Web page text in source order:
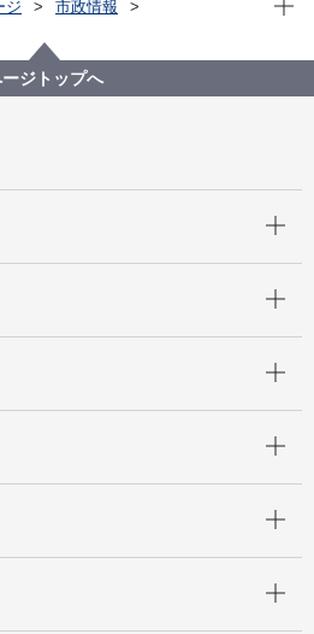
ジ
市政情報
市建築局優良建築設計者表彰』受賞
ジトップへ